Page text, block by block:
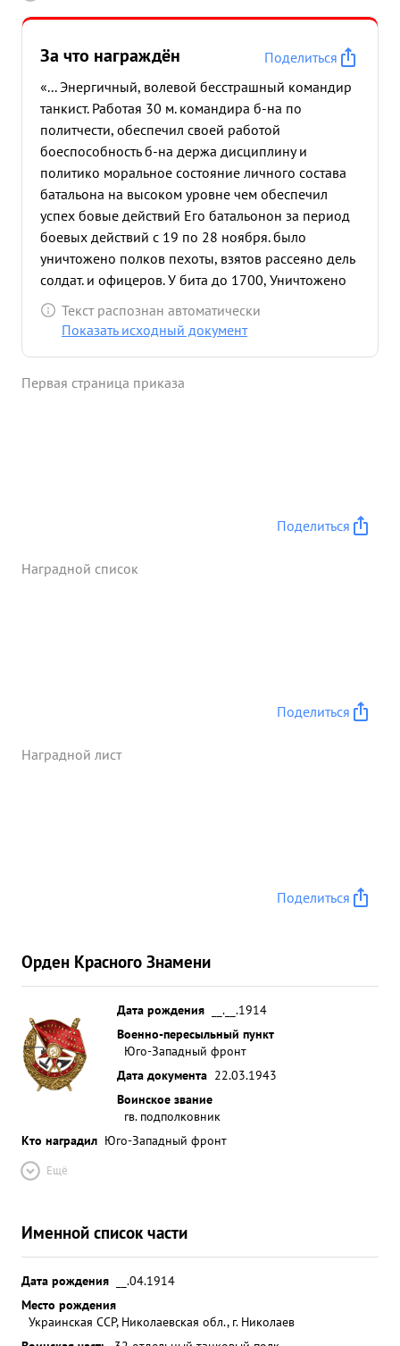
За что награждён
Поделиться
«... Энергичный, волевой бесстрашный командир
танкист. Работая 30 м. командира б-на по
политчести, обеспечил своей работой
боеспособность б-на держа дисциплину и
политико моральное состояние личного состава
батальона на высоком уровне чем обеспечил
успех бовые действий Его батальонон за период
боевых действий с 19 по 28 ноября. было
уничтожено полков пехоты, взятов рассеяно дель
солдат. и офицеров. У бита до 1700, Уничтожено
Орудия 25 танков 4. Сбито 3 самолета. Взяты
трофеи свыше 24 Мотоцыклов завтобуса 60
автомобия с военным грузом п. ехоты мативнов
Текст распознан автоматически
Показать исходный документ
Первая страница приказа
Поделиться
Наградной список
Поделиться
Наградной лист
Поделиться
Орден Красного Знамени
Дата рождения
__.__.1914
Военно-пересыльный пункт
Юго-Западный фронт
Дата документа 22.03.1943
Воинское звание
гв. подполковник
Кто наградил Юго-Западный фронт
Ещё
Именной список части
Дата рождения
__.04.1914
Место рождения
Украинская ССР, Николаевская обл., г. Николаев